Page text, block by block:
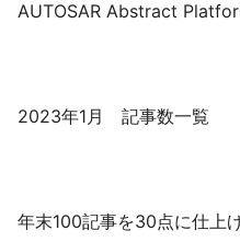
AUTOSAR Abstract
2023年1月 記事数一覧
年末100記事を30点に仕上げ